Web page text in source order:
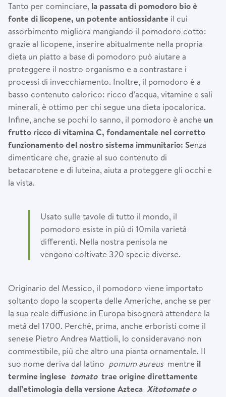
Tanto per cominciare, la passata di pomodoro bioè
fonte di licopene, un potente antiossidante il cui
assorbimento migliora mangiando il pomodoro cotto:
grazie al licopene, inserire abitualmente nella propria
dieta un piatto a base di pomodoro può aiutare a
proteggere il nostro organismo e a contrastare i
processi di invecchiamento. Inoltre, il pomodoro è a
basso contenuto calorico: ricco d’acqua, vitamine e sali
minerali, è ottimo per chi segue una dieta ipocalorica.
Infine, anche se pochi lo sanno, il pomodoro è anche un
frutto ricco di vitamina C, fondamentale nel corretto
funzionamento del nostro sistema immunitario: Senza
dimenticare che, grazie al suo contenuto di
betacarotene e di luteina, aiuta a proteggere gli occhi e
la vista.
Usato sulle tavole di tutto il mondo, il
pomodoro esiste in più di 10mila varietà
differenti. Nella nostra penisola ne
vengono coltivate 320 specie diverse.
Originario del Messico, il pomodoro viene importato
soltanto dopo la scoperta delle Americhe, anche se per
la sua reale diffusione in Europa bisognerà attendere la
metà del 1700. Perché, prima, anche erboristi come il
senese Pietro Andrea Mattioli, lo consideravano non
commestibile, più che altro una pianta ornamentale. Il
suo nome deriva dal latino pomum aureus mentre il
termine inglese tomato trae origine direttamente
dall’etimologia della versione Azteca Xitotomate o